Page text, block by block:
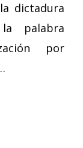
dictadura
palabra
por